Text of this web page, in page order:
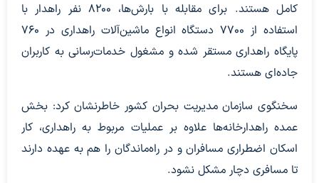
کامل هستند. برای مقابله با بارش‌ها، ۸۲۰۰ نفر راهدار با
استفاده از ۷۷۰۰ دستگاه انواع ماشین‌آلات راهداری در ۷۶۰
پایگاه راهداری مستقر شده و مشغول خدمات‌رسانی به کاربران
جاده‌ای هستند.
سخنگوی سازمان مدیریت بحران کشور خاطرنشان کرد: بخش
عمده راهدارخانه‌ها علاوه بر عملیات مربوط به راهداری، کار
اسکان اضطراری مسافران و در راه‌ماندگان را هم به عهده دارند
تا مسافری دچار مشکل نشود.